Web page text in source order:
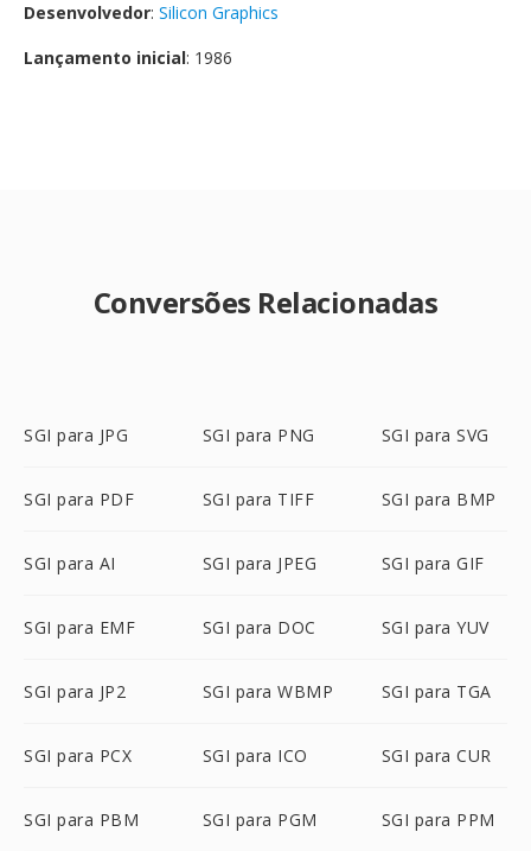
Desenvolvedor: Silicon Graphics
Lançamento inicial: 1986
Conversões Relacionadas
SGI para JPG SGI para PNG SGI para SVG
SGI para PDF SGI para TIFF SGI para BMP
SGI para AI SGI para JPEG SGI para GIF
SGI para EMF SGI para DOC SGI para YUV
SGI para JP2 SGI para WBMP SGI para TGA
SGI para PCX SGI para ICO SGI para CUR
SGI para PBM SGI para PGM SGI para PPM